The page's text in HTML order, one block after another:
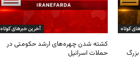
آخرین خبرهای کوتاه
کشته شدن چهره‌های ارشد حکومتی در
حملات اسرائیل
کوتاه